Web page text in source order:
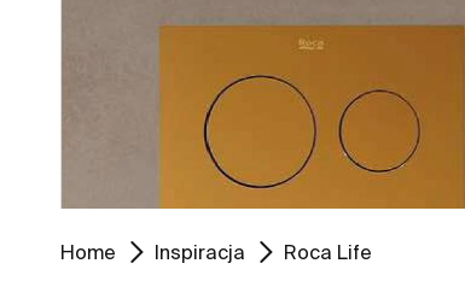
Home Inspiracja Roca Life